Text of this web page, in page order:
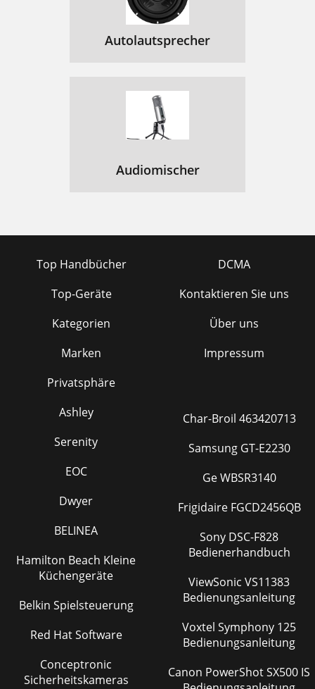
Autolautsprecher
Audiomischer
Top Handbücher
Top-Geräte
Kategorien
Marken
Privatsphäre
DCMA
Kontaktieren Sie uns
Über uns
Impressum
Ashley
Serenity
EOC
Dwyer
BELINEA
Hamilton Beach Kleine
Küchengeräte
Belkin Spielsteuerung
Red Hat Software
Conceptronic
Sicherheitskameras
Char-Broil 463420713
Samsung GT-E2230
Ge WBSR3140
Frigidaire FGCD2456QB
Sony DSC-F828
Bedienerhandbuch
ViewSonic VS11383
Bedienungsanleitung
Voxtel Symphony 125
Bedienungsanleitung
Canon PowerShot SX500 IS